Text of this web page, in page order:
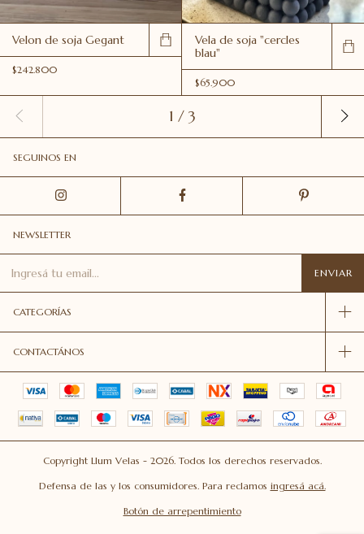
Velon de soja Gegant
$242.800
Vela de soja "cercles
blau"
$65.900
1 / 3
SEGUINOS EN
NEWSLETTER
CATEGORÍAS
CONTACTÁNOS
Copyright Llum Velas - 2026. Todos los derechos reservados.
Defensa de las y los consumidores. Para reclamos ingresá acá.
Botón de arrepentimiento